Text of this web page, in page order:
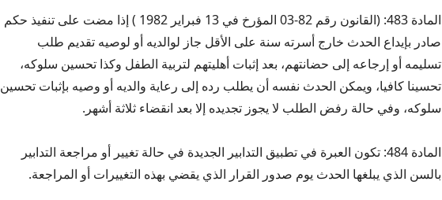
المادة 483: (القانون رقم 82-03 المؤرخ في 13 فبراير 1982 ) إذا مضت على تنفيذ حكم
صادر بإيداع الحدث خارج أسرته سنة على الأقل جاز لوالديه أو لوصيه تقديم طلب
تسليمه أو إرجاعه إلى حضانتهم، بعد إثبات أهليتهم لتربية الطفل وكذا تحسين سلوكه،
تحسينا كافيا، ويمكن الحدث نفسه أن يطلب رده إلى رعاية والديه أو وصيه بإثبات تحسين
سلوكه، وفي حالة رفض الطلب لا يجوز تجديده إلا بعد انقضاء ثلاثة أشهر.
المادة 484: تكون العبرة في تطبيق التدابير الجديدة في حالة تغيير أو مراجعة التدابير
بالسن الذي يبلغها الحدث يوم صدور القرار الذي يقضي بهذه التغييرات أو المراجعة.